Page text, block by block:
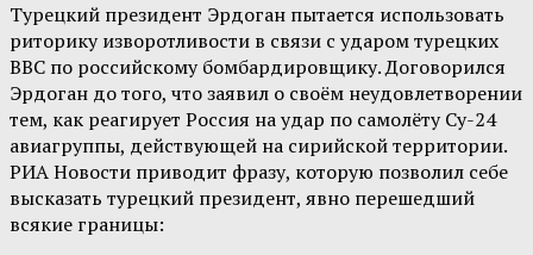
Турецкий президент Эрдоган пытается использовать
риторику изворотливости в связи с ударом турецких
ВВС по российскому бомбардировщику. Договорился
Эрдоган до того, что заявил о своём неудовлетворении
тем, как реагирует Россия на удар по самолёту Су-24
авиагруппы, действующей на сирийской территории.
РИА Новости приводит фразу, которую позволил себе
высказать турецкий президент, явно перешедший
всякие границы: